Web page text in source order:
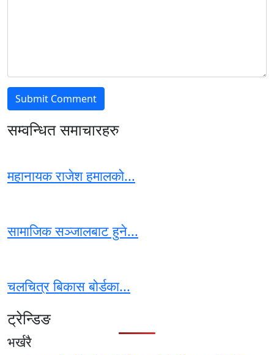
सम्वन्धित समाचारहरु
महानायक राजेश हमालको...
सामाजिक सञ्जालबाट हुने...
चलचित्र बिकास बोर्डका...
ट्रेन्डिङ
भर्खरै